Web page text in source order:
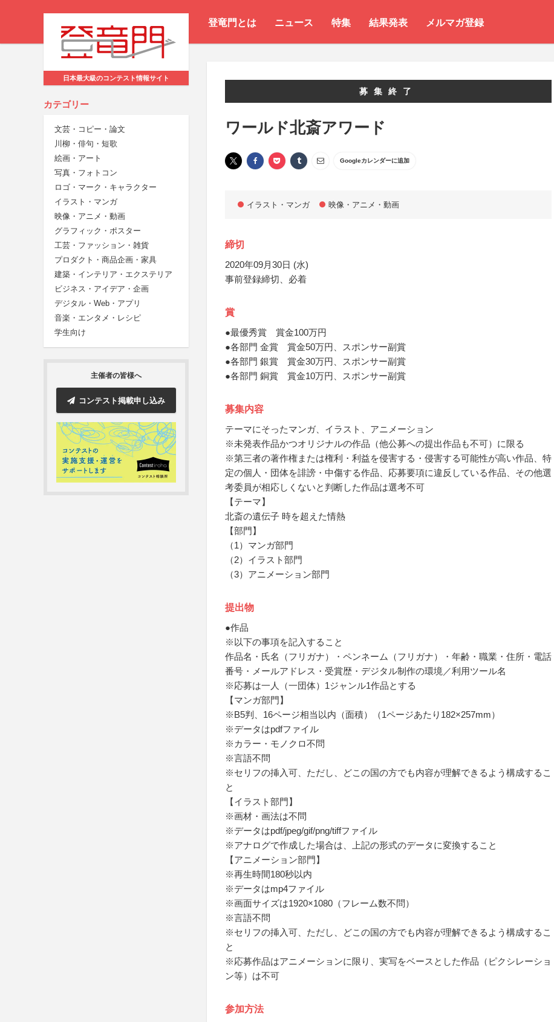
登竜門とは ニュース 特集 結果発表 メルマガ登録
日本最大級のコンテスト情報サイト
カテゴリー
文芸・コピー・論文
川柳・俳句・短歌
絵画・アート
写真・フォトコン
ロゴ・マーク・キャラクター
イラスト・マンガ
映像・アニメ・動画
グラフィック・ポスター
工芸・ファッション・雑貨
プロダクト・商品企画・家具
建築・インテリア・エクステリア
ビジネス・アイデア・企画
デジタル・Web・アプリ
音楽・エンタメ・レシピ
学生向け
主催者の皆様へ
コンテスト掲載申し込み
募集終了
ワールド北斎アワード
Googleカレンダーに追加
イラスト・マンガ 映像・アニメ・動画
締切
2020年09月30日 (水)
事前登録締切、必着
賞
●最優秀賞 賞金100万円
●各部門 金賞 賞金50万円、スポンサー副賞
●各部門 銀賞 賞金30万円、スポンサー副賞
●各部門 銅賞 賞金10万円、スポンサー副賞
募集内容
テーマにそったマンガ、イラスト、アニメーション
※未発表作品かつオリジナルの作品（他公募への提出作品も不可）に限る
※第三者の著作権または権利・利益を侵害する・侵害する可能性が高い作品、特
定の個人・団体を誹謗・中傷する作品、応募要項に違反している作品、その他選
考委員が相応しくないと判断した作品は選考不可
【テーマ】
北斎の遺伝子 時を超えた情熱
【部門】
（1）マンガ部門
（2）イラスト部門
（3）アニメーション部門
提出物
●作品
※以下の事項を記入すること
作品名・氏名（フリガナ）・ペンネーム（フリガナ）・年齢・職業・住所・電話
番号・メールアドレス・受賞歴・デジタル制作の環境／利用ツール名
※応募は一人（一団体）1ジャンル1作品とする
【マンガ部門】
※B5判、16ページ相当以内（面積）（1ページあたり182×257mm）
※データはpdfファイル
※カラー・モノクロ不問
※言語不問
※セリフの挿入可、ただし、どこの国の方でも内容が理解できるよう構成するこ
と
【イラスト部門】
※画材・画法は不問
※データはpdf/jpeg/gif/png/tiffファイル
※アナログで作成した場合は、上記の形式のデータに変換すること
【アニメーション部門】
※再生時間180秒以内
※データはmp4ファイル
※画面サイズは1920×1080（フレーム数不問）
※言語不問
※セリフの挿入可、ただし、どこの国の方でも内容が理解できるよう構成するこ
と
※応募作品はアニメーションに限り、実写をベースとした作品（ピクシレーショ
ン等）は不可
参加方法